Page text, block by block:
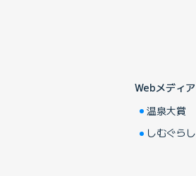
Webメディア
温泉大賞
しむぐらし